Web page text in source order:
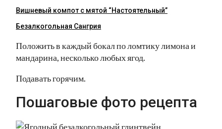
Вишневый компот с мятой “Настоятельный”
Безалкогольная Сангрия
Положить в каждый бокал по ломтику лимона и
мандарина, несколько любых ягод.
Подавать горячим.
Пошаговые фото рецепта